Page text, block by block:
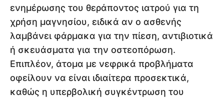
ενημέρωσης του θεράποντος ιατρού για τη
χρήση μαγνησίου, ειδικά αν ο ασθενής
λαμβάνει φάρμακα για την πίεση, αντιβιοτικά
ή σκευάσματα για την οστεοπόρωση.
Επιπλέον, άτομα με νεφρικά προβλήματα
οφείλουν να είναι ιδιαίτερα προσεκτικά,
καθώς η υπερβολική συγκέντρωση του